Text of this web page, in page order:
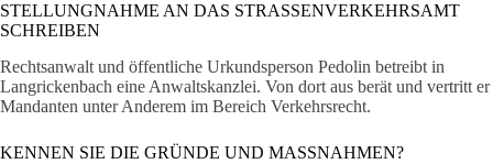
STELLUNGNAHME AN DAS STRASSENVERKEHRSAMT
SCHREIBEN
Rechtsanwalt und öffentliche Urkundsperson Pedolin betreibt in
Langrickenbach eine Anwaltskanzlei. Von dort aus berät und vertritt er
Mandanten unter Anderem im Bereich Verkehrsrecht.
KENNEN SIE DIE GRÜNDE UND MASSNAHMEN?